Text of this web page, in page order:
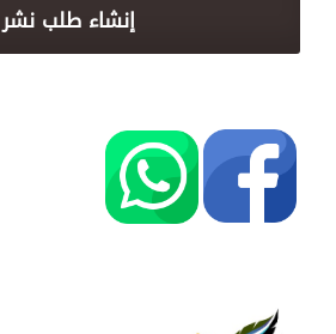
إنشاء طلب نشر